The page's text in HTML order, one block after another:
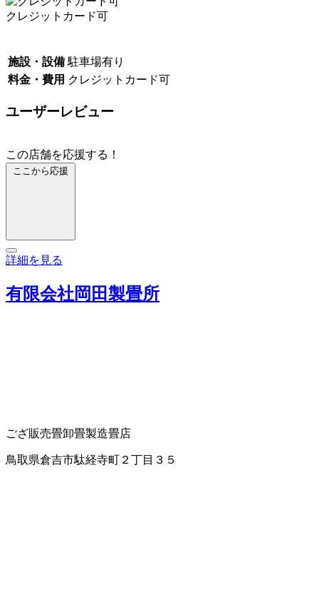
クレジットカード可
施設・設備 駐車場有り
料金・費用 クレジットカード可
ユーザーレビュー
この店舗を応援する！
ここから応援
詳細を見る
有限会社岡田製畳所
ござ販売畳卸畳製造畳店
鳥取県倉吉市駄経寺町２丁目３５